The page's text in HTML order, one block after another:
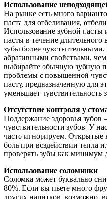
Использование
На рынке есть много
паста для отбеливания,
Использование зубной
пасты в течение
зубы более
абразивными свойствами, чем
выбирайте обычную зубную
проблемы с повышенной
пасту, предназначенную для
уменьшает чувствительность
Отсутствие контроля у
Поддержание здоровья
чувствительности зубов. У
часто игнорируем.
боль при воздействии тепла
проверять зубы как минимум
Использование соломинки
Соломка может буквально
80%. Если вы пьете много
других напитков, возможно,